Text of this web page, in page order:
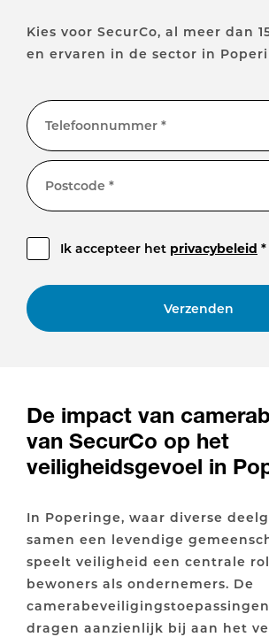
Kies voor SecurCo, al meer dan
en ervaren in de sector in
Telefoonnummer *
Postcode *
Ik accepteer het privacybeleid *
Verzenden
De impact van
van SecurCo op het
veiligheidsgevoel in
In Poperinge, waar diverse
samen een levendige
speelt veiligheid een centrale
bewoners als ondernemers. De
dragen aanzienlijk bij aan het